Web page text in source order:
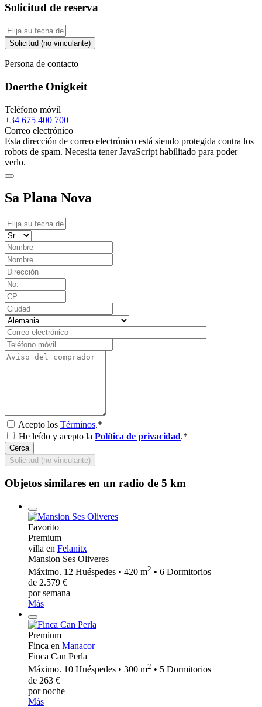
Solicitud de reserva
Solicitud (no vinculante)
Persona de contacto
Doerthe Onigkeit
Teléfono móvil
+34 675 400 700
Correo electrónico
Esta dirección de correo electrónico está siendo protegida contra los
robots de spam. Necesita tener JavaScript habilitado para poder
verlo.
Sa Plana Nova
Acepto los Términos.*
He leído y acepto la Política de privacidad.*
Cerca
Solicitud (no vinculante)
Objetos similares en un radio de 5 km
Favorito
Premium
villa en Felanitx
Mansion Ses Oliveres
Máximo. 12 Huéspedes • 420 m2 • 6 Dormitorios
de 2.579 €
por semana
Más
Premium
Finca en Manacor
Finca Can Perla
Máximo. 10 Huéspedes • 300 m2 • 5 Dormitorios
de 263 €
por noche
Más